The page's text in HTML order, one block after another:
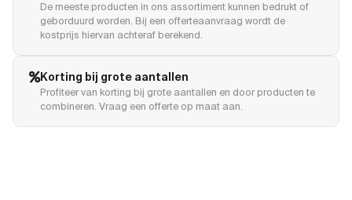
De meeste producten in ons assortiment kunnen bedrukt of
geborduurd worden. Bij een offerteaanvraag wordt de
kostprijs hiervan achteraf berekend.
Korting bij grote aantallen
Profiteer van korting bij grote aantallen en door producten te
combineren. Vraag een offerte op maat aan.